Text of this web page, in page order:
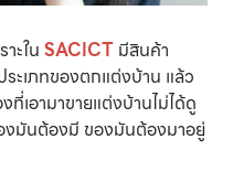
ะใน SACICT มีสินค้า
ะเภทของตกแต่งบ้าน แล้ว
เอามาขายแต่งบ้านไม่ได้ดู
มันต้องมี ของมันต้องมาอยู่